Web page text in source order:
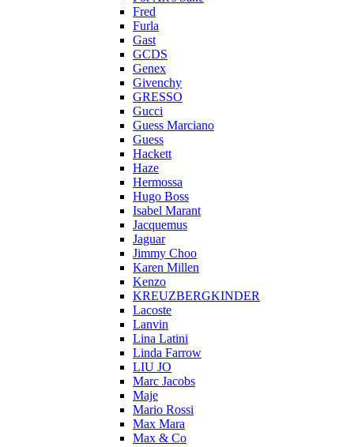
Fred
Furla
Gast
GCDS
Genex
Givenchy
GRESSO
Gucci
Guess Marciano
Guess
Hackett
Haze
Hermossa
Hugo Boss
Isabel Marant
Jacquemus
Jaguar
Jimmy Choo
Karen Millen
Kenzo
KREUZBERGKINDER
Lacoste
Lanvin
Lina Latini
Linda Farrow
LIU JO
Marc Jacobs
Maje
Mario Rossi
Max Mara
Max & Co